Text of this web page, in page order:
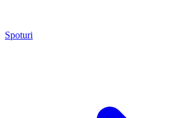
Spoturi